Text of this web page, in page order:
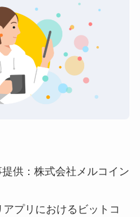
提供：株式会社メルコイン
プリにおけるビットコ